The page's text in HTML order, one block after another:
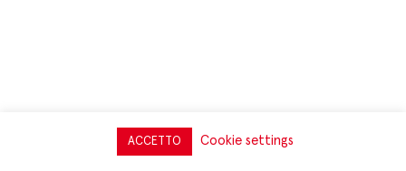
ACCETTO Cookie settings